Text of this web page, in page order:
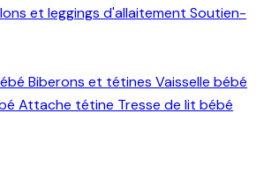
et leggings d'allaitement Soutien-
Biberons et tétines Vaisselle bébé
Attache tétine Tresse de lit bébé